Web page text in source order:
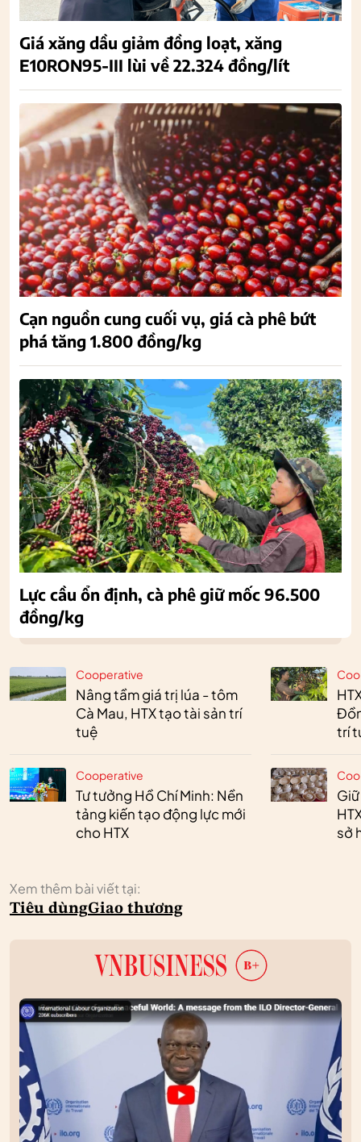
Cooperative
Nâng tầm giá trị lúa - tôm
Cà Mau, HTX tạo tài sản trí
tuệ
Cooperative
Tư tưởng Hồ Chí Minh: Nền
tảng kiến tạo động lực mới
cho HTX
trí
sở
Xem thêm bài viết tại:
Tiêu dùngGiao thương
Giá xăng dầu giảm đồng loạt, xăng
E10RON95-III lùi về 22.324 đồng/lít
Cạn nguồn cung cuối vụ, giá cà phê bứt
phá tăng 1.800 đồng/kg
Lực cầu ổn định, cà phê giữ mốc 96.500
đồng/kg